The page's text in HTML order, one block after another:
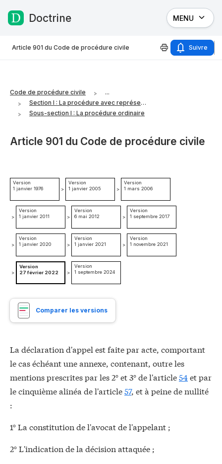
Passer au contenu
Doctrine MENU
Article 901 du Code de procédure civile Suivre
Code de procédure civile
...
Section I : La procédure avec représentation obligatoire
Sous-section I : La procédure ordinaire
Article 901 du Code de procédure civile
Version
1 janvier 1976
>
Version
1 janvier 2005
>
Version
1 mars 2006
>
Version
1 janvier 2011
>
Version
6 mai 2012
>
Version
1 septembre 2017
>
Version
1 janvier 2020
>
Version
1 janvier 2021
>
Version
1 novembre 2021
>
Version
27 février 2022
>
Version
1 septembre 2024
Comparer les versions
La déclaration d'appel est faite par acte, comportant
le cas échéant une annexe, contenant, outre les
mentions prescrites par les 2° et 3° de l'article54et par
le cinquième alinéa de l'article57, et à peine de nullité
:
1° La constitution de l'avocat de l'appelant ;
2° L'indication de la décision attaquée ;